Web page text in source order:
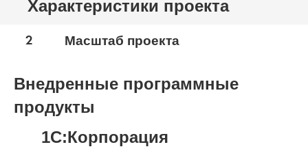
Характеристики проекта
2 Масштаб проекта
Внедренные программные
продукты
1С:Корпорация